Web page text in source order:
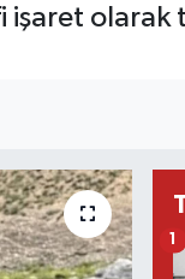
olarak
1